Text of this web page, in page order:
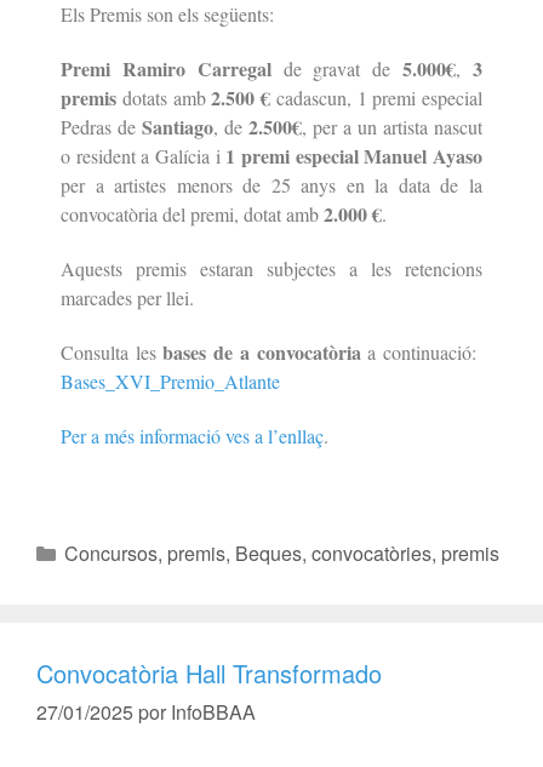
Els Premis son els següents:
Premi Ramiro Carregalde gravat de 5.000€,3
premis dotats amb2.500 € cadascun, 1 premi especial
Pedras de Santiago, de 2.500€, per a un artista nascut
o resident a Galícia i1 premi especial Manuel Ayaso
per a artistes menors de 25 anys en la data de la
convocatòria del premi, dotat amb2.000 €.
Aquests premis estaran subjectes a les retencions
marcades per llei.
Consulta lesbases de a convocatòriaa continuació:
Bases_XVI_Premio_Atlante
Per a més informació ves a l’enllaç.
Concursos, premis, Beques, convocatòries, premis
Convocatòria Hall Transformado
27/01/2025 por InfoBBAA